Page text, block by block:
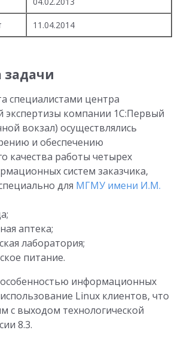
11.04.2014
задачи
специалистами центра
экспертизы компании 1С:Первый
вокзал) осуществлялись
и обеспечению
качества работы четырех
систем заказчика,
для МГМУ имени И.М.
аптека;
лаборатория;
питание.
информационных
Linux клиентов, что
с выходом технологической
8.3.